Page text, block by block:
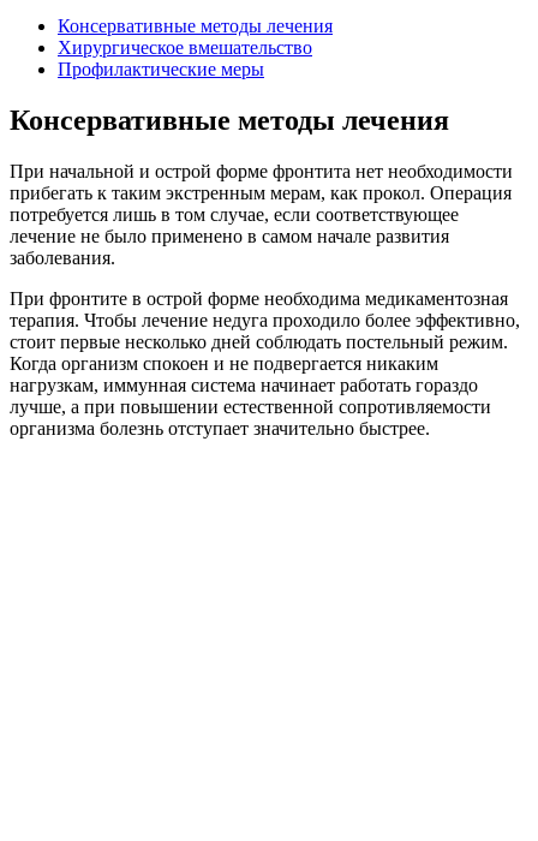
Консервативные методы лечения
Хирургическое вмешательство
Профилактические меры
Консервативные методы лечения
При начальной и острой форме фронтита нет необходимости
прибегать к таким экстренным мерам, как прокол. Операция
потребуется лишь в том случае, если соответствующее
лечение не было применено в самом начале развития
заболевания.
При фронтите в острой форме необходима медикаментозная
терапия. Чтобы лечение недуга проходило более эффективно,
стоит первые несколько дней соблюдать постельный режим.
Когда организм спокоен и не подвергается никаким
нагрузкам, иммунная система начинает работать гораздо
лучше, а при повышении естественной сопротивляемости
организма болезнь отступает значительно быстрее.